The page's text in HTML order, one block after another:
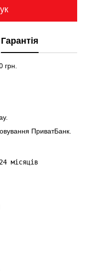
Гарантія
грн.
ПриватБанк.
місяців